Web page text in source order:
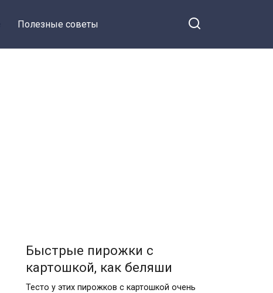
Полезные советы
Быстрые пирожки с
картошкой, как беляши
Тесто у этих пирожков с картошкой очень